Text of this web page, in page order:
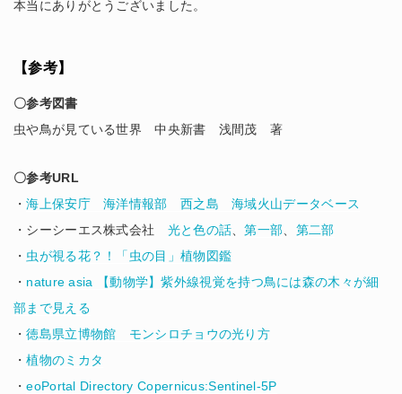
本当にありがとうございました。
【参考】
〇参考図書
虫や鳥が見ている世界 中央新書 浅間茂 著
〇参考URL
・海上保安庁 海洋情報部 西之島 海域火山データベース
・シーシーエス株式会社 光と色の話 、第一部
第二部
・ 虫が視る花？！「虫の目」植物図鑑
・ nature asia 【動物学】紫外線視覚を持つ鳥には森の木々が細
部まで見える
・徳島県立博物館 モンシロチョウの光り方
・植物のミカタ
・eoPortal Directory Copernicus:Sentinel-5P